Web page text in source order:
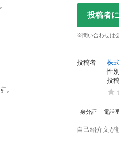
。
投稿者
※問い合わせは
投稿者
株
性
投
身分証 電話
自己紹介文が